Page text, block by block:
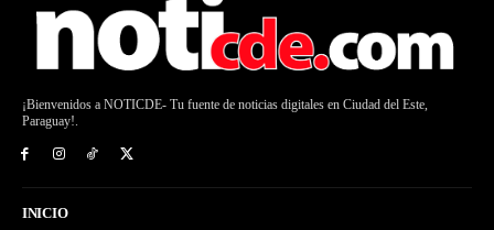
¡Bienvenidos a NOTICDE- Tu fuente de noticias digitales en Ciudad del Este,
Paraguay!.
INICIO